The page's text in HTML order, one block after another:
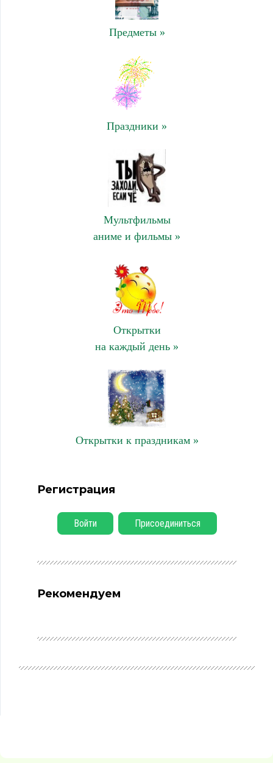
Предметы »
Праздники »
Мультфильмы
аниме и фильмы »
Открытки
на каждый день »
Открытки к праздникам »
Регистрация
Войти Присоединиться
Рекомендуем